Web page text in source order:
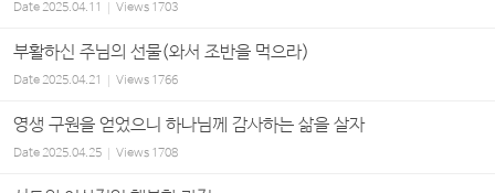
Date2025.04.11 Views 1703
부활하신 주님의 선물(와서 조반을 먹으라)
Date2025.04.21 Views 1766
영생 구원을 얻었으니 하나님께 감사하는 삶을 살자
Date2025.04.25 Views 1708